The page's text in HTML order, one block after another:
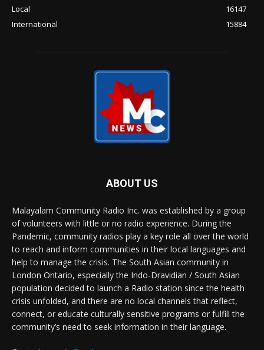
Local
16147
International
15884
ABOUT US
Malayalam Community Radio Inc. was established by a group
of volunteers with little or no radio experience. During the
Pandemic, community radios play a key role all over the world
to reach and inform communities in their local languages and
help to manage the crisis. The South Asian community in
London Ontario, especially the Indo-Dravidian / South Asian
population decided to launch a Radio station since the health
crisis unfolded, and there are no local channels that reflect,
connect, or educate culturally sensitive programs or fulfill the
community’s need to seek information in their language.